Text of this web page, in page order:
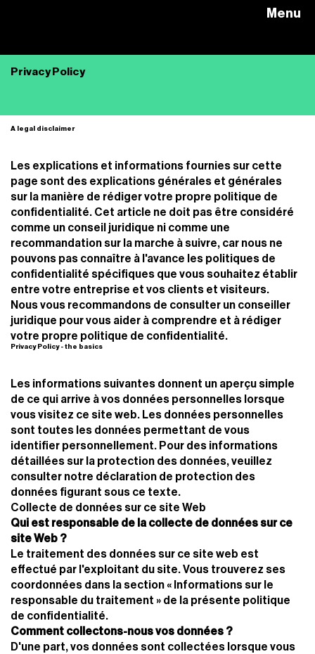
Menu
Privacy Policy
A legal disclaimer
Les explications et informations fournies sur cette
page sont des explications générales et générales
sur la manière de rédiger votre propre politique de
confidentialité. Cet article ne doit pas être considéré
comme un conseil juridique ni comme une
recommandation sur la marche à suivre, car nous ne
pouvons pas connaître à l'avance les politiques de
confidentialité spécifiques que vous souhaitez établir
entre votre entreprise et vos clients et visiteurs.
Nous vous recommandons de consulter un conseiller
juridique pour vous aider à comprendre et à rédiger
votre propre politique de confidentialité.
Privacy Policy - the basics
Les informations suivantes donnent un aperçu simple
de ce qui arrive à vos données personnelles lorsque
vous visitez ce site web. Les données personnelles
sont toutes les données permettant de vous
identifier personnellement. Pour des informations
détaillées sur la protection des données, veuillez
consulter notre déclaration de protection des
données figurant sous ce texte.
Collecte de données sur ce site Web
Qui est responsable de la collecte de données sur ce
site Web ?
Le traitement des données sur ce site web est
effectué par l'exploitant du site. Vous trouverez ses
coordonnées dans la section « Informations sur le
responsable du traitement » de la présente politique
de confidentialité.
Comment collectons-nous vos données ?
D'une part, vos données sont collectées lorsque vous